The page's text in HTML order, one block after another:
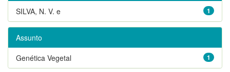
1
SILVA, N. V. e
Assunto
1
Genética Vegetal